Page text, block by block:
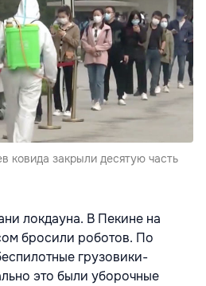
ковида закрыли десятую часть
локдауна. В Пекине на
бросили роботов. По
грузовики-
это были уборочные